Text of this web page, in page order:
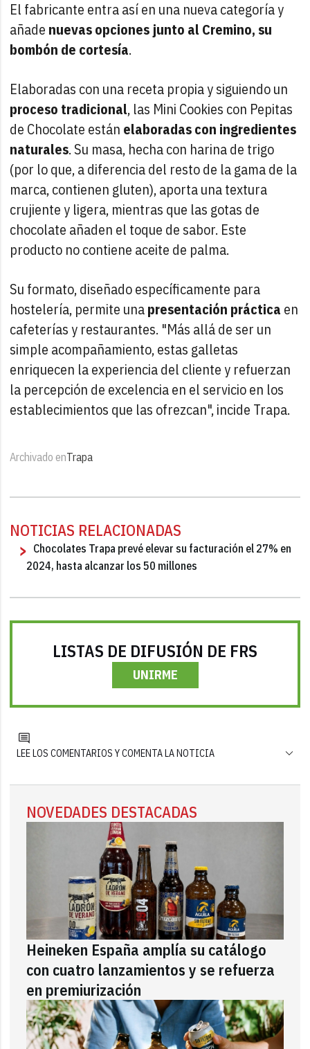
El fabricante entra así en una nueva categoría y
añade nuevas opciones junto al Cremino, su
bombón de cortesía.
Elaboradas con una receta propia y siguiendo un
proceso tradicional, las Mini Cookies con Pepitas
de Chocolate están elaboradas con ingredientes
naturales. Su masa, hecha con harina de trigo
(por lo que, a diferencia del resto de la gama de la
marca, contienen gluten), aporta una textura
crujiente y ligera, mientras que las gotas de
chocolate añaden el toque de sabor. Este
producto no contiene aceite de palma.
Su formato, diseñado específicamente para
hostelería, permite unapresentación práctica en
cafeterías y restaurantes. "Más allá de ser un
simple acompañamiento, estas galletas
enriquecen la experiencia del cliente y refuerzan
la percepción de excelencia en el servicio en los
establecimientos que las ofrezcan", incide Trapa.
Archivado enTrapa
NOTICIAS RELACIONADAS
Chocolates Trapa prevé elevar su facturación el 27% en
2024, hasta alcanzar los 50 millones
LISTAS DE DIFUSIÓN DE FRS
UNIRME
LEE LOS COMENTARIOS Y COMENTA LA NOTICIA
NOVEDADES DESTACADAS
Heineken España amplía su catálogo
con cuatro lanzamientos y se refuerza
en premiurización